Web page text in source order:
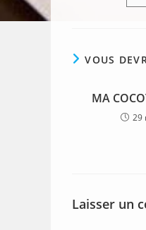
VOUS
MA
29
Laisser un